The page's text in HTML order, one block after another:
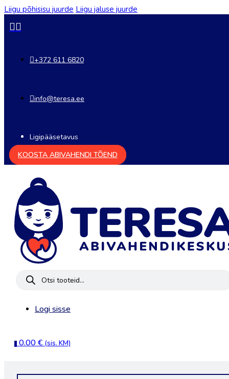
Liigu põhisisu juurde Liigu jaluse juurde
+372 611 6820
info@teresa.ee
Ligipääsetavus
KOOSTA ABIVAHENDI TÕEND
Products
search
Logi sisse
0 0.00€ (sis. KM)